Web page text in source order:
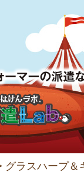
グラスハープ